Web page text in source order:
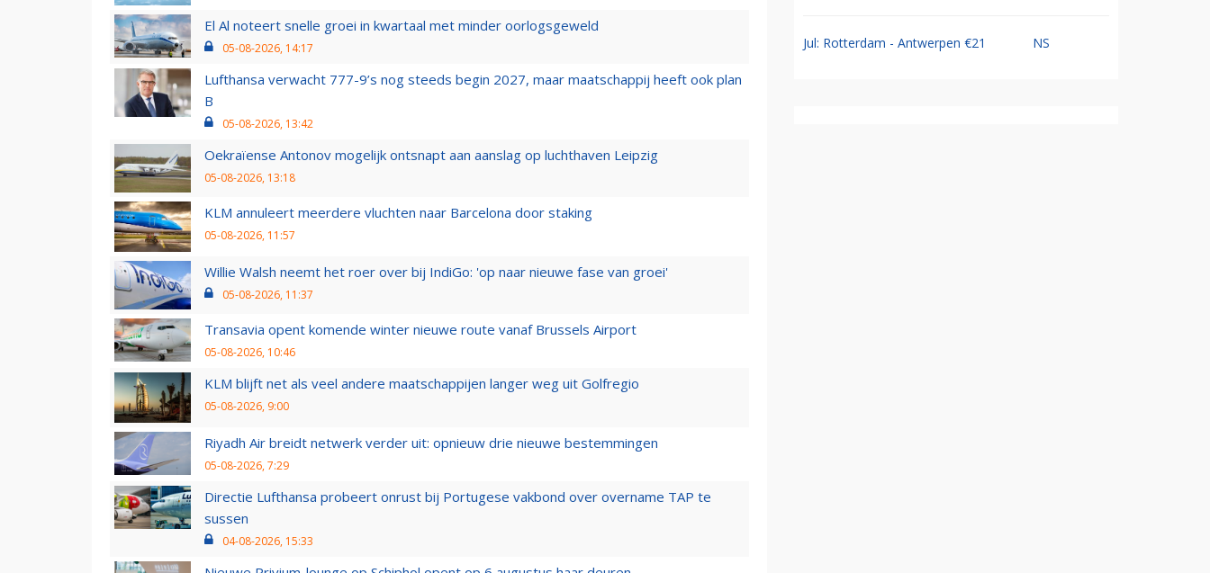
El Al noteert snelle groei in kwartaal met minder oorlogsgeweld
05-08-2026, 14:17
Lufthansa verwacht 777-9’s nog steeds begin 2027, maar maatschappij heeft ook plan
B
05-08-2026, 13:42
Oekraïense Antonov mogelijk ontsnapt aan aanslag op luchthaven Leipzig
05-08-2026, 13:18
KLM annuleert meerdere vluchten naar Barcelona door staking
05-08-2026, 11:57
Willie Walsh neemt het roer over bij IndiGo: 'op naar nieuwe fase van groei'
05-08-2026, 11:37
Transavia opent komende winter nieuwe route vanaf Brussels Airport
05-08-2026, 10:46
KLM blijft net als veel andere maatschappijen langer weg uit Golfregio
05-08-2026, 9:00
Riyadh Air breidt netwerk verder uit: opnieuw drie nieuwe bestemmingen
05-08-2026, 7:29
Directie Lufthansa probeert onrust bij Portugese vakbond over overname TAP te
sussen
04-08-2026, 15:33
Jul: Rotterdam - Antwerpen €21 NS